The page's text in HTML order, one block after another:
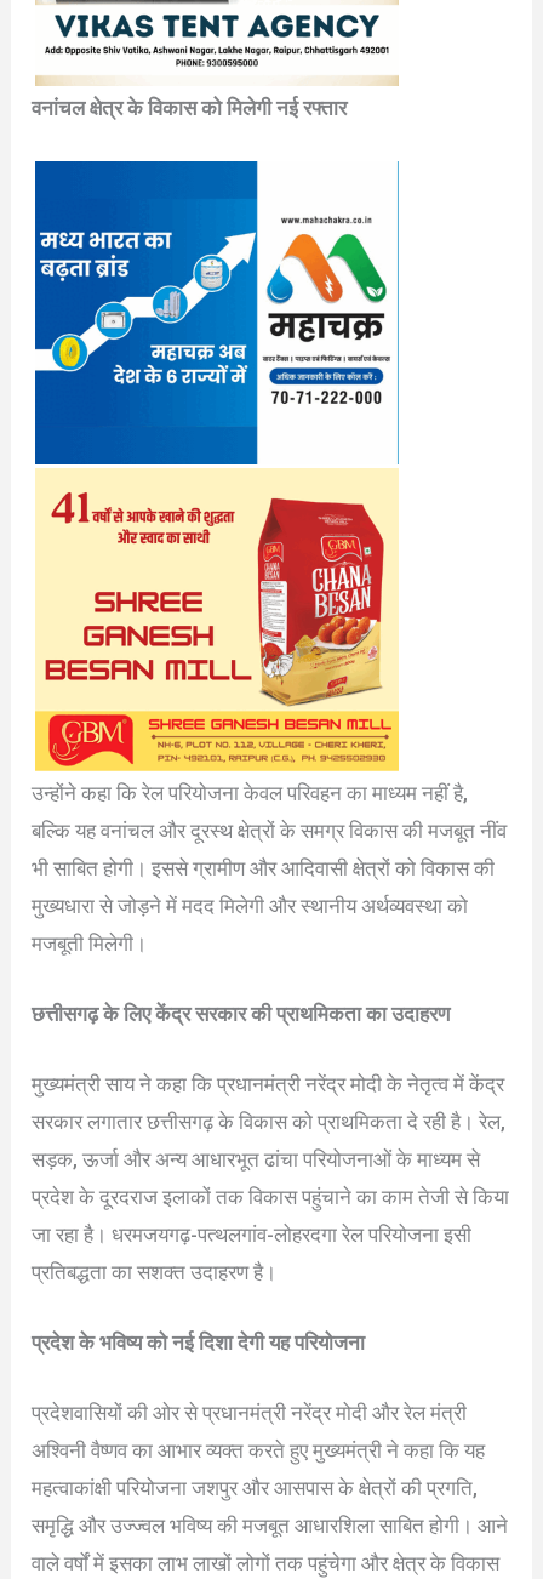
वनांचल क्षेत्र के विकास को मिलेगी नई रफ्तार
उन्होंने कहा कि रेल परियोजना केवल परिवहन का माध्यम नहीं है,
बल्कि यह वनांचल और दूरस्थ क्षेत्रों के समग्र विकास की मजबूत नींव
भी साबित होगी। इससे ग्रामीण और आदिवासी क्षेत्रों को विकास की
मुख्यधारा से जोड़ने में मदद मिलेगी और स्थानीय अर्थव्यवस्था को
मजबूती मिलेगी।
छत्तीसगढ़ के लिए केंद्र सरकार की प्राथमिकता का उदाहरण
मुख्यमंत्री साय ने कहा कि प्रधानमंत्री नरेंद्र मोदी के नेतृत्व में केंद्र
सरकार लगातार छत्तीसगढ़ के विकास को प्राथमिकता दे रही है। रेल,
सड़क, ऊर्जा और अन्य आधारभूत ढांचा परियोजनाओं के माध्यम से
प्रदेश के दूरदराज इलाकों तक विकास पहुंचाने का काम तेजी से किया
जा रहा है। धरमजयगढ़-पत्थलगांव-लोहरदगा रेल परियोजना इसी
प्रतिबद्धता का सशक्त उदाहरण है।
प्रदेश के भविष्य को नई दिशा देगी यह परियोजना
प्रदेशवासियों की ओर से प्रधानमंत्री नरेंद्र मोदी और रेल मंत्री
अश्विनी वैष्णव का आभार व्यक्त करते हुए मुख्यमंत्री ने कहा कि यह
महत्वाकांक्षी परियोजना जशपुर और आसपास के क्षेत्रों की प्रगति,
समृद्धि और उज्ज्वल भविष्य की मजबूत आधारशिला साबित होगी। आने
वाले वर्षों में इसका लाभ लाखों लोगों तक पहुंचेगा और क्षेत्र के विकास